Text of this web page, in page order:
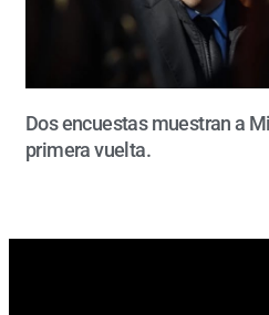
Dos encuestas muestran a
primera vuelta.